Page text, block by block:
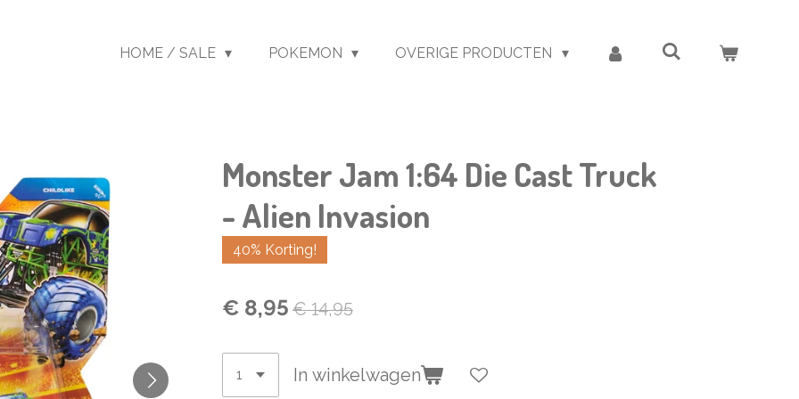
HOME / SALE POKEMON OVERIGE PRODUCTEN
Monster Jam 1:64 Die Cast Truck
- Alien Invasion
40% Korting!
€ 8,95 € 14,95
In winkelwagen